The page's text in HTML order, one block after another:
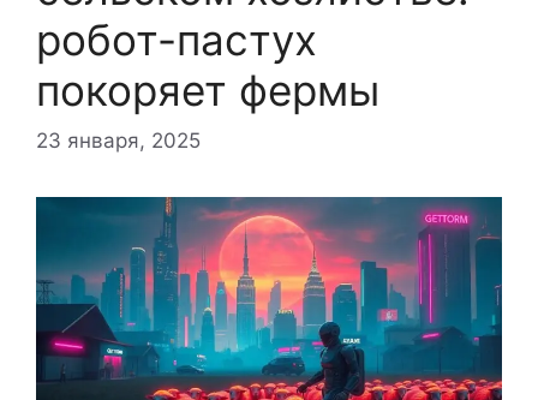
робот-пастух
покоряет фермы
23 января, 2025